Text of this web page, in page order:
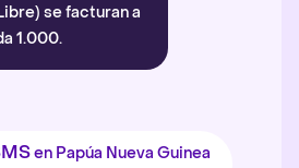
se facturan a
1.000.
en Papúa Nueva Guinea